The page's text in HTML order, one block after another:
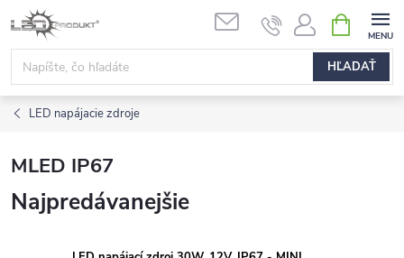
Prejsť
na
obsah
HĽADAŤ
KOŠÍK
LED napájacie zdroje
MLED IP67
Najpredávanejšie